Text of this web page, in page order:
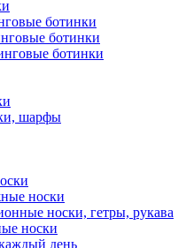
ботинки
ботинки
ботинки
шарфы
носки
носки, гетры, рукава
носки
день